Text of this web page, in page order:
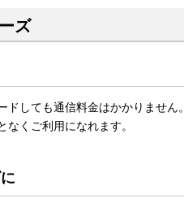
ズ
しても通信料金はかかりません。
くご利用になれます。